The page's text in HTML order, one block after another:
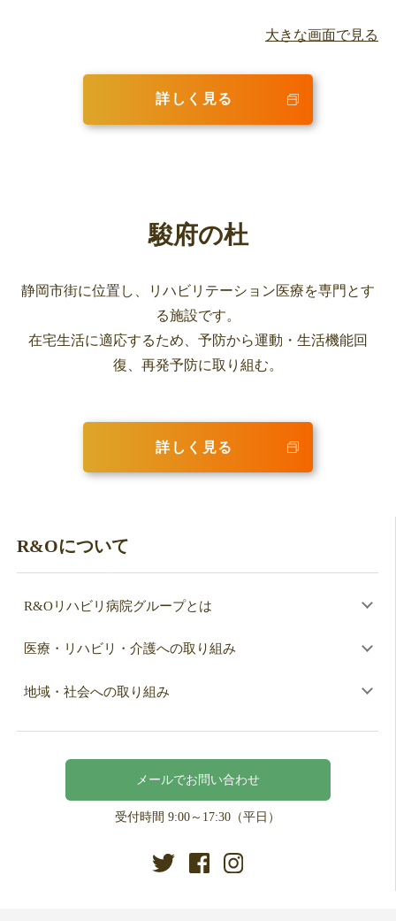
R&Oについて
R&Oリハビリ病院グループとは
医療・リハビリ・介護への取り組み
地域・社会への取り組み
メールでお問い合わせ
受付時間 9:00～17:30（平日）
大きな画面で見る
詳しく見る
駿府の杜
静岡市街に位置し、リハビリテーション医療を専門とす
る施設です。
在宅生活に適応するため、予防から運動・生活機能回
復、再発予防に取り組む。
詳しく見る